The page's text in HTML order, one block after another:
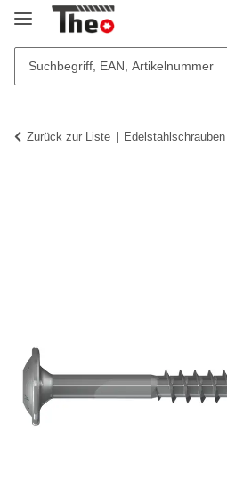
Zurück zur Liste Edelstahlschrauben